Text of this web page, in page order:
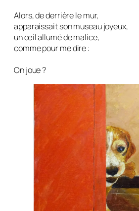
Alors, de derrière le mur,
apparaissait son museau joyeux,
un œil allumé de malice,
comme pour me dire :
On joue ?